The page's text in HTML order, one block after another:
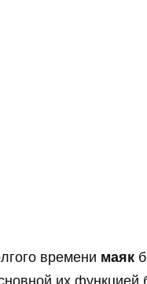
времени маяк
их